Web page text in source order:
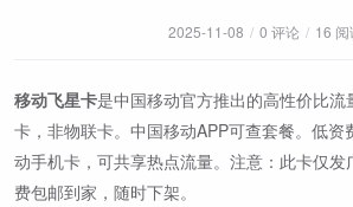
2025-11-08 / 0 评论 / 16 阅
移动飞星卡是中国移动官方推出的高性价比
卡，非物联卡。中国移动APP可查套餐。低资
动手机卡，可共享热点流量。注意：此卡仅
费包邮到家，随时下架。